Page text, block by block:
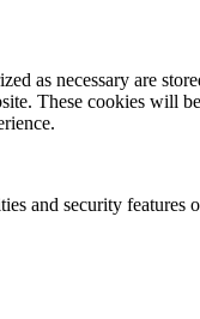
as necessary are
These cookies will
and security features